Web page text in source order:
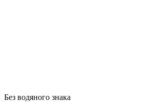
Без водяного знака